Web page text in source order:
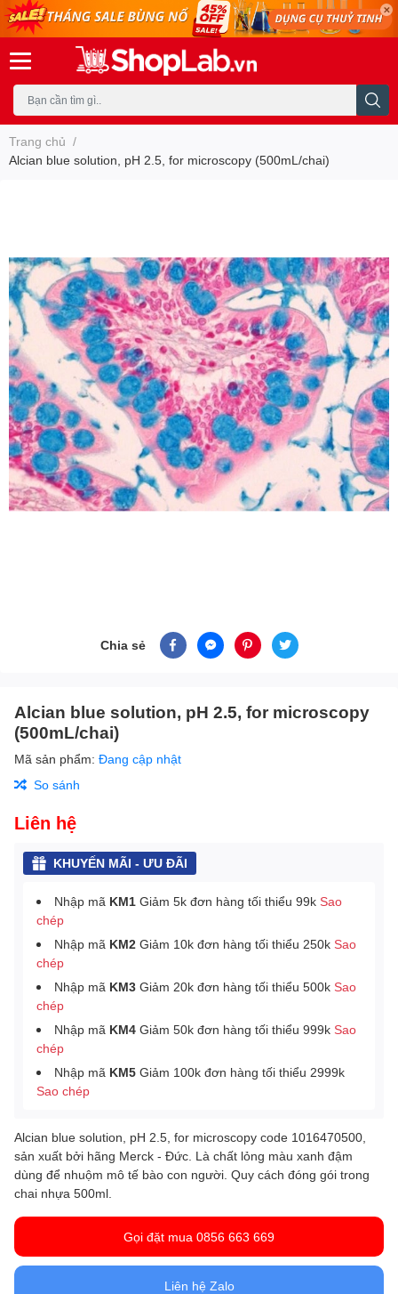
Trang chủ /
Alcian blue solution, pH 2.5, for microscopy (500mL/chai)
Chia sẻ
Alcian blue solution, pH 2.5, for microscopy
(500mL/chai)
Mã sản phẩm: Đang cập nhật
So sánh
Liên hệ
KHUYẾN MÃI - ƯU ĐÃI
Nhập mã KM1 Giảm 5k đơn hàng tối thiểu 99k Sao
chép
Nhập mã KM2 Giảm 10k đơn hàng tối thiểu 250k Sao
chép
Nhập mã KM3 Giảm 20k đơn hàng tối thiểu 500k Sao
chép
Nhập mã KM4 Giảm 50k đơn hàng tối thiểu 999k Sao
chép
Nhập mã KM5 Giảm 100k đơn hàng tối thiểu 2999k
Sao chép
Alcian blue solution, pH 2.5, for microscopy code 1016470500,
sản xuất bởi hãng Merck - Đức. Là chất lỏng màu xanh đậm
dùng để nhuộm mô tế bào con người. Quy cách đóng gói trong
chai nhựa 500ml.
Gọi đặt mua 0856 663 669
Liên hệ Zalo